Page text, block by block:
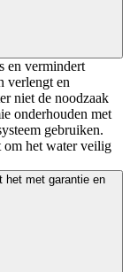
en vermindert
verlengt en
niet de noodzaak
onderhouden met
gebruiken.
het water veilig
het met garantie en